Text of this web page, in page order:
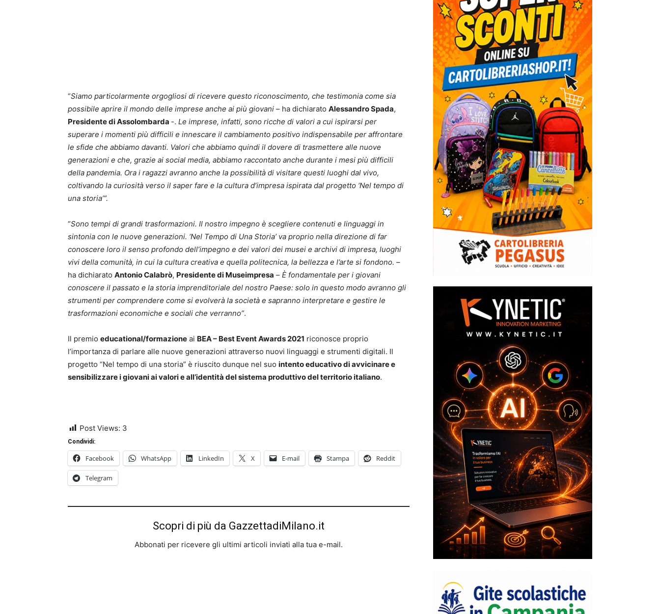
“Siamo particolarmente orgogliosi di ricevere questo riconoscimento, che testimonia come sia
possibile aprire il mondo delle imprese anche ai più giovani – ha dichiarato Alessandro Spada,
Presidente di Assolombarda -. Le imprese, infatti, sono ricche di valori a cui ispirarsi per
superare i momenti più difficili e innescare il cambiamento positivo indispensabile per affrontare
le sfide che abbiamo davanti. Valori che abbiamo quindi il dovere di trasmettere alle nuove
generazioni e che, grazie ai social media, abbiamo raccontato anche durante i mesi più difficili
della pandemia. Ora i ragazzi avranno anche la possibilità di visitare questi luoghi dal vivo,
coltivando la curiosità verso il saper fare e la cultura d’impresa ispirata dal progetto ‘Nel tempo di
una storia’”.
“Sono tempi di grandi trasformazioni. Il nostro impegno è scegliere contenuti e linguaggi in
sintonia con le nuove generazioni. ‘Nel Tempo di Una Storia’ va proprio nella direzione di far
conoscere loro il senso profondo dell’impegno e dei valori dei musei e archivi di impresa, luoghi
vivi della comunità, in cui la cultura creativa e quella politecnica, la bellezza e l’arte si fondono. –
ha dichiarato Antonio Calabrò, Presidente di Museimpresa – È fondamentale per i giovani
conoscere il passato e la storia imprenditoriale del nostro Paese: solo in questo modo avranno gli
strumenti per comprendere come si evolverà la società e sapranno interpretare e gestire le
trasformazioni economiche e sociali che verranno”.
Il premio educational/formazione ai BEA – Best Event Awards 2021 riconosce proprio
l’importanza di parlare alle nuove generazioni attraverso nuovi linguaggi e strumenti digitali. Il
progetto “Nel tempo di una storia” è riuscito dunque nel suo intento educativo di avvicinare e
sensibilizzare i giovani ai valori e all’identità del sistema produttivo del territorio italiano.
Post Views: 3
Condividi:
Facebook WhatsApp LinkedIn X E-mail Stampa Reddit
Telegram
Scopri di più da GazzettadiMilano.it
Abbonati per ricevere gli ultimi articoli inviati alla tua e-mail.